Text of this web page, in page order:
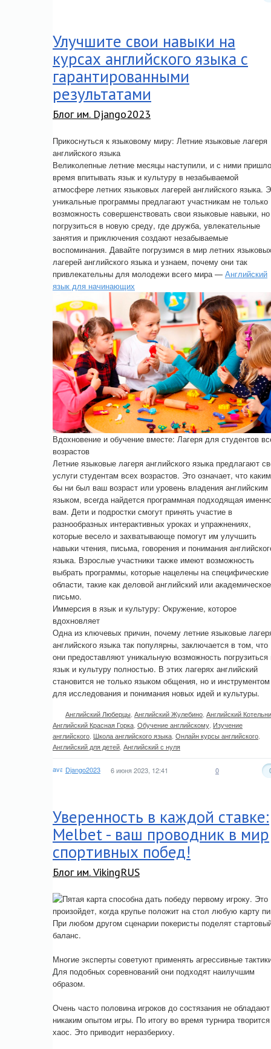
Улучшите свои навыки на
курсах английского языка с
гарантированными
результатами
Блог им. Django2023
Прикоснуться к языковому миру: Летние языковые лагеря
английского языка
Великолепные летние месяцы наступили, и с ними пришло
время впитывать язык и культуру в незабываемой
атмосфере летних языковых лагерей английского языка.
уникальные программы предлагают участникам не только
возможность совершенствовать свои языковые навыки,
погрузиться в новую среду, где дружба, увлекательные
занятия и приключения создают незабываемые
воспоминания. Давайте погрузимся в мир летних
лагерей английского языка и узнаем, почему они так
привлекательны для молодежи всего мира — Английский
язык для начинающих
Вдохновение и обучение вместе: Лагеря для студентов
возрастов
Летние языковые лагеря английского языка предлагают
услуги студентам всех возрастов. Это означает, что каким
бы ни был ваш возраст или уровень владения английским
языком, всегда найдется программная подходящая
вам. Дети и подростки смогут принять участие в
разнообразных интерактивных уроках и упражнениях,
которые весело и захватывающе помогут им улучшить
навыки чтения, письма, говорения и понимания
языка. Взрослые участники также имеют возможность
выбрать программы, которые нацелены на специфические
области, такие как деловой английский или академическое
письмо.
Иммерсия в язык и культуру: Окружение, которое
вдохновляет
Одна из ключевых причин, почему летние языковые
английского языка так популярны, заключается в том, что
они предоставляют уникальную возможность погрузиться
язык и культуру полностью. В этих лагерях английский
становится не только языком общения, но и инструментом
для исследования и понимания новых идей и культуры.
Английский Люберцы Английский Жулебино Английский
Английский Красная Горка Обучение английскому Изучение
английского Школа английского языка Онлайн курсы английского
Английский для детей Английский с нуля
Django2023 6 июня 2023, 12:41 0
Уверенность в каждой ставке:
Melbet - ваш проводник в мир
спортивных побед!
Блог им. VikingRUS
Пятая карта способна дать победу первому игроку. Это
произойдет, когда крупье положит на стол любую карту
При любом другом сценарии покеристы поделят
баланс.
Многие эксперты советуют применять агрессивные
Для подобных соревнований они подходят наилучшим
образом.
Очень часто половина игроков до состязания не обладают
никаким опытом игры. По итогу во время турнира творится
хаос. Это приводит неразбериху.